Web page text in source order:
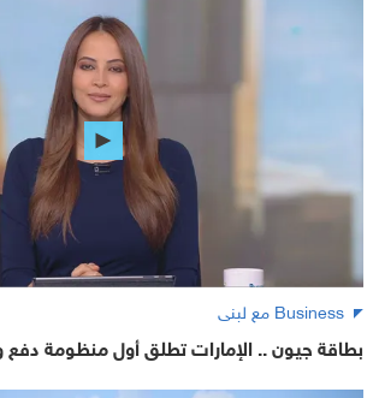
Business مع لبنى
بطاقة جيون .. الإمارات تطلق أول منظومة دفع